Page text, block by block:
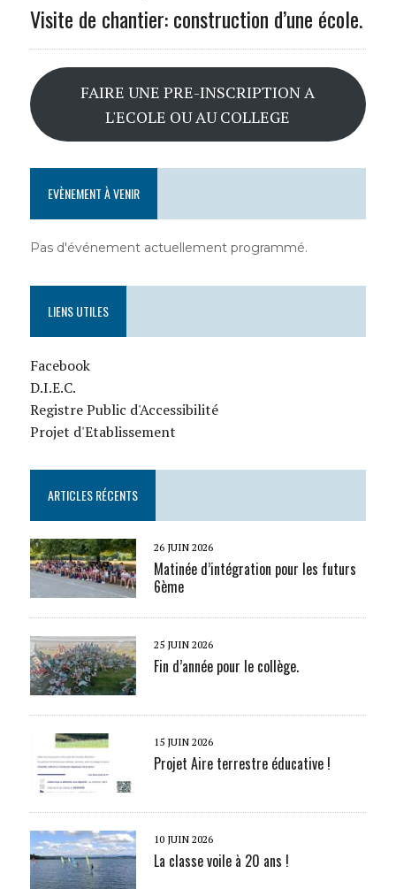
Visite de chantier: construction d’une école.
FAIRE UNE PRE-INSCRIPTION A
L'ECOLE OU AU COLLEGE
EVÈNEMENT À VENIR
Pas d'événement actuellement programmé.
LIENS UTILES
Facebook
D.I.E.C.
Registre Public d'Accessibilité
Projet d'Etablissement
ARTICLES RÉCENTS
26 JUIN 2026
Matinée d’intégration pour les futurs
6ème
25 JUIN 2026
Fin d’année pour le collège.
15 JUIN 2026
Projet Aire terrestre éducative !
10 JUIN 2026
La classe voile à 20 ans !